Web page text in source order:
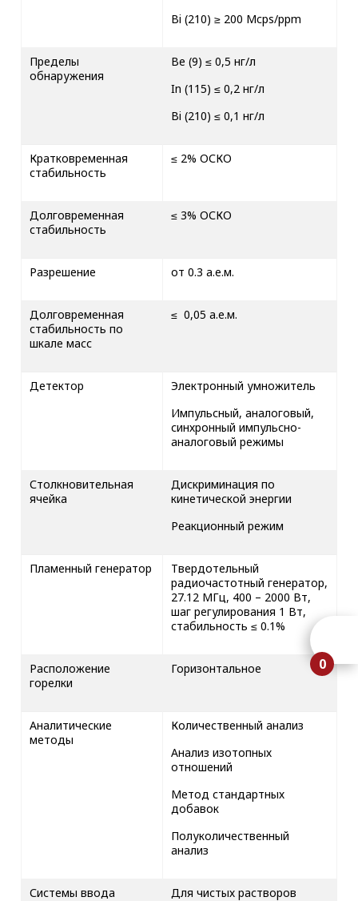
Bi (210) ≥ 200 Mcps/ppm
Пределы
обнаружения
Be (9) ≤ 0,5 нг/л
In (115) ≤ 0,2 нг/л
Bi (210) ≤ 0,1 нг/л
Кратковременная
стабильность
≤ 2% ОСКО
Долговременная
стабильность
≤ 3% ОСКО
Разрешение от 0.3 а.е.м.
Долговременная
стабильность по
шкале масс
≤ 0,05 а.е.м.
Детектор
Электронный умножитель
Импульсный, аналоговый,
синхронный импульсно-
аналоговый режимы
Столкновительная
ячейка
Дискриминация по
кинетической энергии
Реакционный режим
Пламенный генератор
Твердотельный
радиочастотный генератор,
27.12 МГц, 400 – 2000 Вт,
шаг регулирования 1 Вт,
стабильность ≤ 0.1%
Расположение
горелки
Горизонтальное
Аналитические
методы
Количественный анализ
Анализ изотопных
отношений
Метод стандартных
добавок
Полуколичественный
анализ
Системы ввода
Для чистых растворов
0